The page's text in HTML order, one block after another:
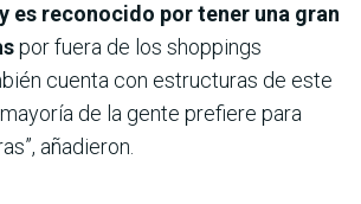
es reconocido por tener una gran
por fuera de los shoppings
cuenta con estructuras de este
de la gente prefiere para
añadieron.